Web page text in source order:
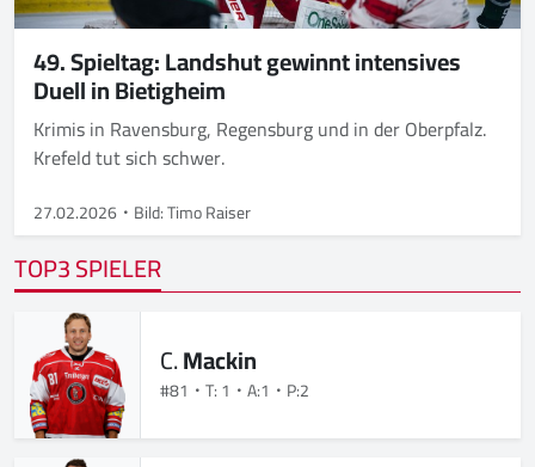
49. Spieltag: Landshut gewinnt intensives
Duell in Bietigheim
Krimis in Ravensburg, Regensburg und in der Oberpfalz.
Krefeld tut sich schwer.
27.02.2026 Bild: Timo Raiser
TOP3 SPIELER
C.Mackin
#81 T: 1 A:1 P:2